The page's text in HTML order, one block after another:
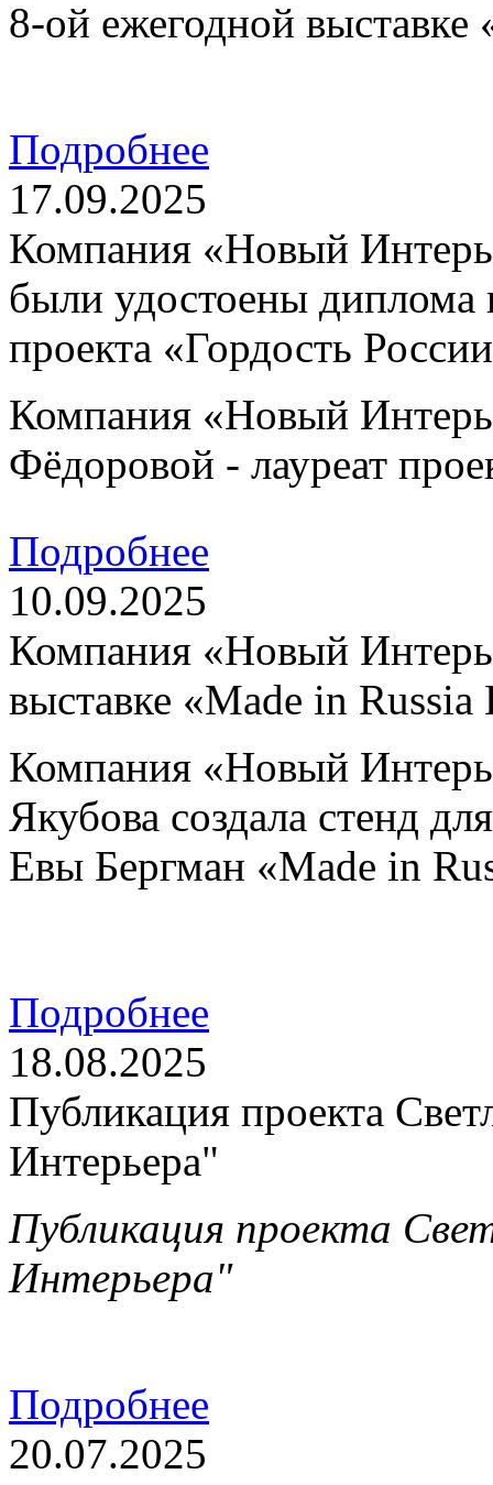
8-ой ежегодной
Подробнее
17.09.2025
Компания «Новый
были удостоены диплома
проекта «Гордость
Компания «Новый
Фёдоровой - лауреат
Подробнее
10.09.2025
Компания «Новый
выставке «Made in Russia
Компания «Новый
Якубова создала стенд
Евы Бергман «Made in
Подробнее
18.08.2025
Публикация проекта
Интерьера"
Публикация проекта
Интерьера"
Подробнее
20.07.2025